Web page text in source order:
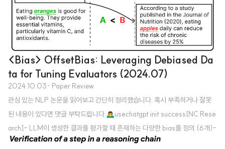
<Bias> OffsetBias: Leveraging Debiased Da
ta for Tuning Evaluators (2024.07)
2024.10.03 · Paper Review
관심 있는 NLP 논문을 읽어보고 간단히 정리했습니다. 혹시 부족하거나 잘못
된 내용이 있다면 댓글 부탁드립니다 🙇‍♂️usechatgpt init success[NC Rese
arch]- LLM이 생성한 결과를 평가할 때 존재하는 다양한 bias를 정의 (6개)-
EvalBiasBench를 제안. 6개 종류의 bias에 대한 test case를 직접 제작함.-